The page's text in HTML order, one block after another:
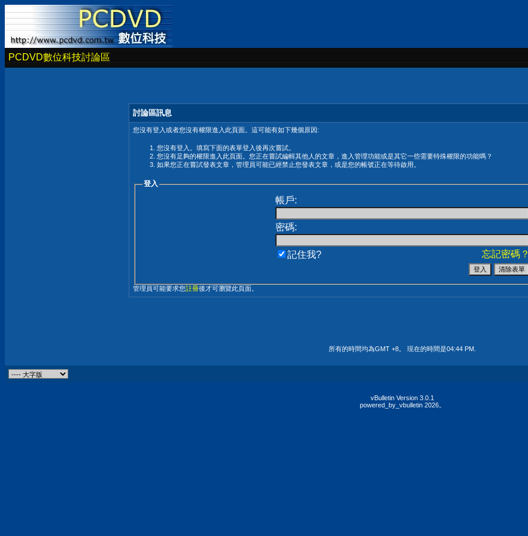
PCDVD數位科技討論區
討論區訊息
您沒有登入或者您沒有權限進入此頁面。這可能有如下幾個原因:
您沒有登入。填寫下面的表單登入後再次嘗試。
您沒有足夠的權限進入此頁面。您正在嘗試編輯其他人的文章，進入管理功能或是其它一些需要特殊權限的功能嗎？
如果您正在嘗試發表文章，管理員可能已經禁止您發表文章，或是您的帳號正在等待啟用。
登入
帳戶:
密碼:
忘記密碼？
記住我?
管理員可能要求您註冊後才可瀏覽此頁面。
所有的時間均為GMT +8。 現在的時間是04:44 PM
vBulletin Version 3.0.1
powered_by_vbulletin 2026。